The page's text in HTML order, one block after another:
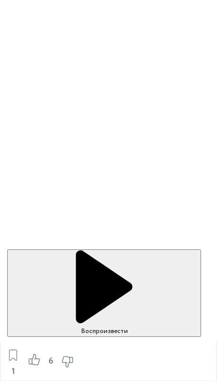
6
1
Воспроизвести